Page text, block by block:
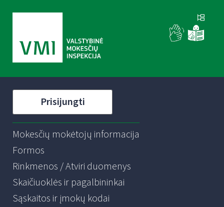
Prisijungti
Mokesčių mokėtojų informacija
Formos
Rinkmenos / Atviri duomenys
Skaičiuoklės ir pagalbininkai
Sąskaitos ir įmokų kodai